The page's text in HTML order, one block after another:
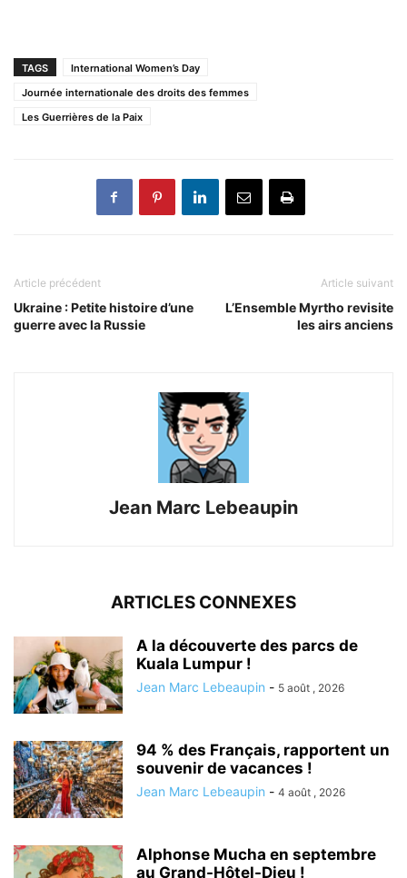
TAGS
International Women’s Day
Journée internationale des droits des femmes
Les Guerrières de la Paix
Article précédent
Ukraine : Petite histoire d’une
guerre avec la Russie
Article suivant
L’Ensemble Myrtho revisite
les airs anciens
Jean Marc Lebeaupin
ARTICLES CONNEXES
A la découverte des parcs de
Kuala Lumpur !
Jean Marc Lebeaupin - 5 août , 2026
94 % des Français, rapportent un
souvenir de vacances !
Jean Marc Lebeaupin - 4 août , 2026
Alphonse Mucha en septembre
au Grand-Hôtel-Dieu !